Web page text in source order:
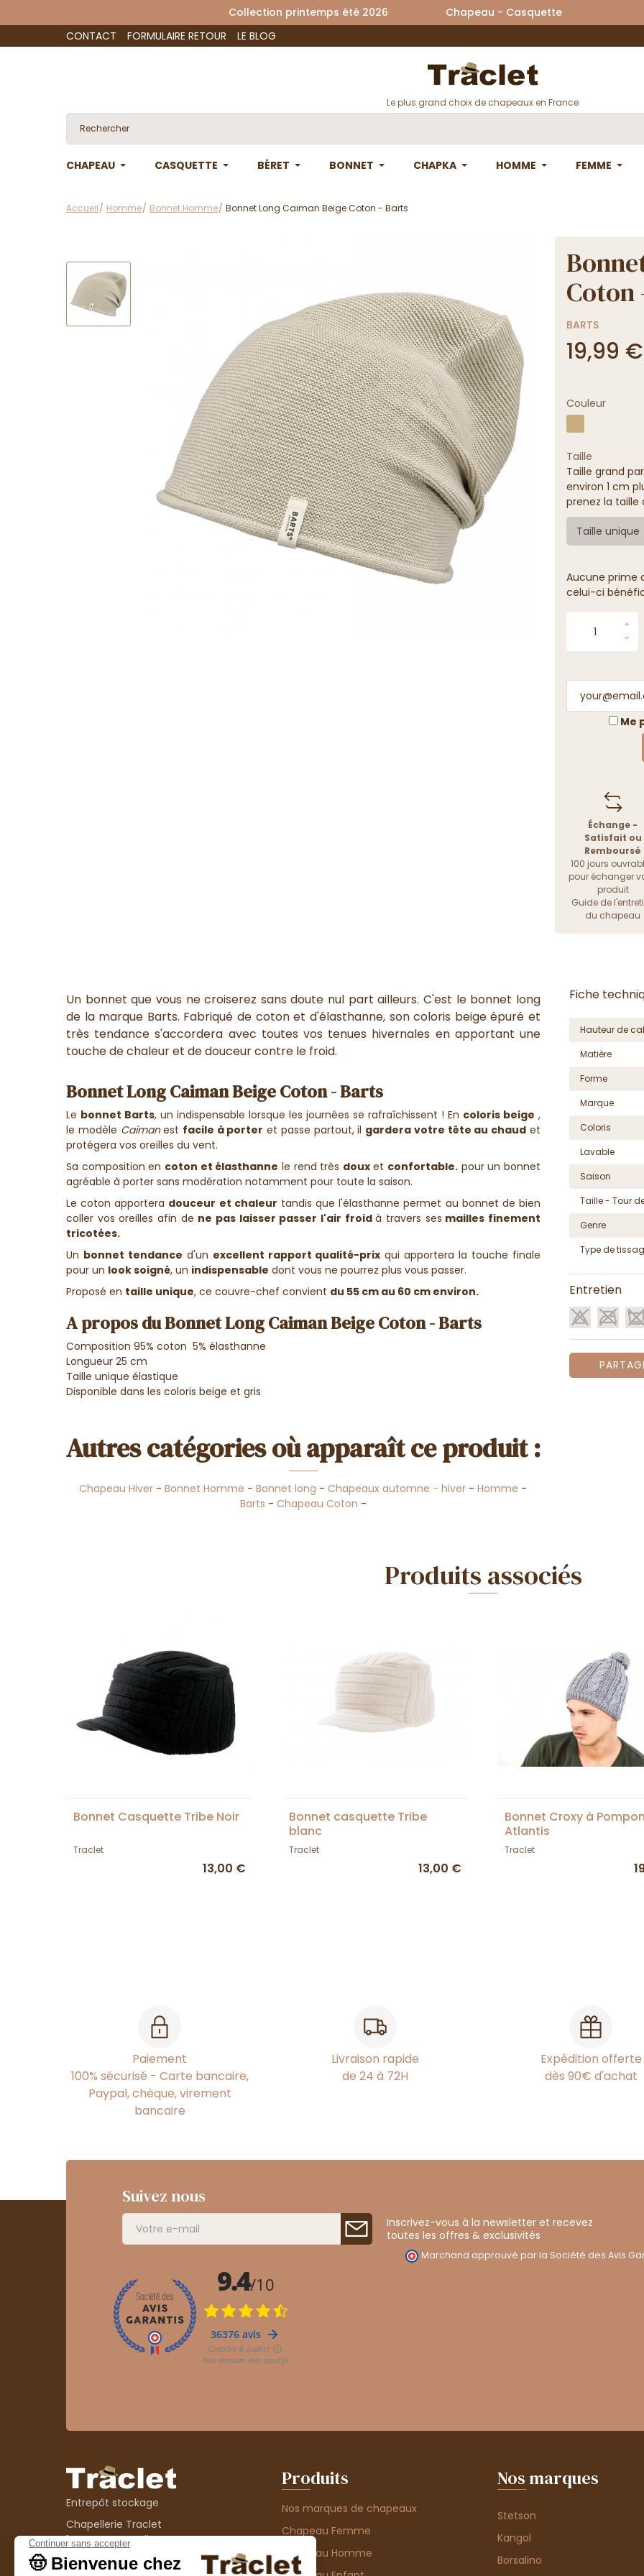
Collection printemps été 2026 Chapeau - Casquette
CONTACT
FORMULAIRE RETOUR LE BLOG
Le plus grand choix de chapeaux en France
CHAPEAU CASQUETTE BÉRET BONNET CHAPKA HOMME FEMME
Accueil Homme Bonnet Homme Bonnet Long Caiman Beige Coton - Barts
Coton
BARTS
19,99 €
Couleur
Taille
Taille grand
environ 1 cm
prenez la
Taille unique
Aucune prime
celui-ci
Me
Échange -
Satisfait ou
Remboursé
100 jours
pour échanger
produit
Guide de
du chapeau
Un bonnet que vous ne croiserez sans doute nul part ailleurs. C'est le bonnet long
de la marque Barts. Fabriqué de coton et d'élasthanne, son coloris beige épuré et
très tendance s'accordera avec toutes vos tenues hivernales en apportant une
touche de chaleur et de douceur contre le froid.
Bonnet Long Caiman Beige Coton - Barts
Le bonnet Barts, un indispensable lorsque les journées se rafraîchissent ! En coloris beige ,
le modèle Caimanest facile à porter et passe partout, il gardera votre tête au chaud et
protégera vos oreilles du vent.
Sa composition en coton et élasthanne le rend très douxet confortable. pour un bonnet
agréable à porter sans modération notamment pour toute la saison.
Le coton apportera douceur et chaleur tandis que l'élasthanne permet au bonnet de bien
coller vos oreilles afin de ne pas laisser passer l'air froidà travers ses mailles finement
tricotées.
Un bonnet tendance d'un excellent rapport qualité-prix qui apportera la touche finale
pour un look soigné, un indispensable dont vous ne pourrez plus vous passer.
Proposé en taille unique, ce couvre-chef convient du 55 cm au 60 cm environ.
A propos du Bonnet Long Caiman Beige Coton - Barts
Composition 95% coton 5% élasthanne
Longueur 25 cm
Taille unique élastique
Disponible dans les coloris beige et gris
Autres catégories où apparaît ce produit :
Chapeau Hiver -Bonnet Homme -Bonnet long -Chapeaux automne - hiver -Homme -
Barts - Chapeau Coton -
Fiche
Hauteur de
Matière
Forme
Marque
Coloris
Lavable
Saison
Taille - Tour
Genre
Type de
Entretien
Produits associés
Bonnet Casquette Tribe Noir
Traclet
13,00 €
Bonnet casquette Tribe
blanc
Traclet
13,00 €
Bonnet Croxy à
Atlantis
Traclet
Paiement
100% sécurisé - Carte bancaire,
Paypal, chèque, virement
bancaire
Livraison rapide
de 24 à 72H
Expédition offerte
dès 90€ d'achat
Suivez nous
Inscrivez-vous à la newsletter et recevez
toutes les offres & exclusivités
Marchand approuvé par la Société des Avis
Entrepôt stockage
Chapellerie Traclet
14 Impasse Bardin
42300 Roanne
contact@chapellerie-traclet.com
Produits
Nos marques de chapeaux
Chapeau Femme
Chapeau Homme
Nos marques
Stetson
Kangol
Borsalino